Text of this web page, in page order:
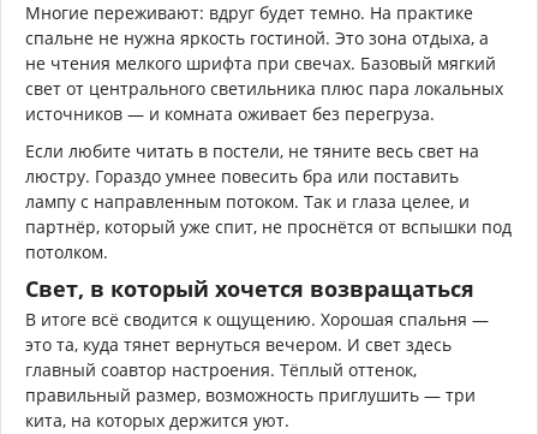
Многие переживают: вдруг будет темно. На практике
спальне не нужна яркость гостиной. Это зона отдыха, а
не чтения мелкого шрифта при свечах. Базовый мягкий
свет от центрального светильника плюс пара локальных
источников — и комната оживает без перегруза.
Если любите читать в постели, не тяните весь свет на
люстру. Гораздо умнее повесить бра или поставить
лампу с направленным потоком. Так и глаза целее, и
партнёр, который уже спит, не проснётся от вспышки под
потолком.
Свет, в который хочется возвращаться
В итоге всё сводится к ощущению. Хорошая спальня —
это та, куда тянет вернуться вечером. И свет здесь
главный соавтор настроения. Тёплый оттенок,
правильный размер, возможность приглушить — три
кита, на которых держится уют.